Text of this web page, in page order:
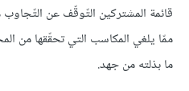
قائمة المشتركين التّوقّف عن التّجاوب
ممّا يلغي المكاسب التي تحقّقها من
ما بذلته من جهد.